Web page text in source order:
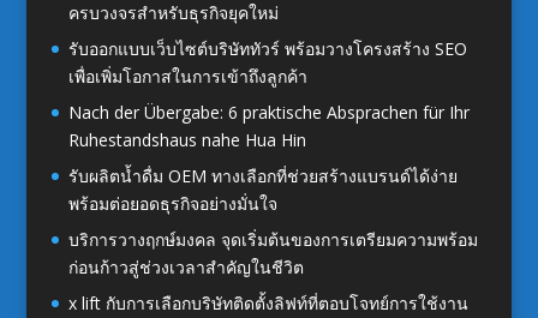
ครบวงจรสำหรับธุรกิจยุคใหม่
รับออกแบบเว็บไซต์บริษัททัวร์ พร้อมวางโครงสร้าง SEO
เพื่อเพิ่มโอกาสในการเข้าถึงลูกค้า
Nach der Übergabe: 6 praktische Absprachen für Ihr
Ruhestandshaus nahe Hua Hin
รับผลิตน้ำดื่ม OEM ทางเลือกที่ช่วยสร้างแบรนด์ได้ง่าย
พร้อมต่อยอดธุรกิจอย่างมั่นใจ
บริการวางฤกษ์มงคล จุดเริ่มต้นของการเตรียมความพร้อม
ก่อนก้าวสู่ช่วงเวลาสำคัญในชีวิต
x lift กับการเลือกบริษัทติดตั้งลิฟท์ที่ตอบโจทย์การใช้งาน